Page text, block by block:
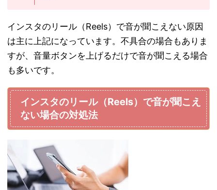
インスタのリール（Reels）で音が聞こえない原因
は主に上記になっています。不具合の場合もありま
すが、音量ボタンを上げるだけで音が聞こえる場合
も多いです。
インスタのリール（Reels）で音が聞こえ
ない場合の対処法